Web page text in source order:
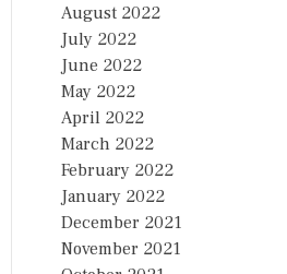
August 2022
July 2022
June 2022
May 2022
April 2022
March 2022
February 2022
January 2022
December 2021
November 2021